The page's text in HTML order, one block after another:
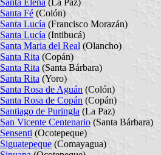
Santa Fé (Colón)
Santa Lucía (Francisco Morazán)
Santa Lucía (Intibucá)
Santa Maria del Real (Olancho)
Santa Rita (Copán)
Santa Rita (Santa Bárbara)
Santa Rita (Yoro)
Santa Rosa de Aguán (Colón)
Santa Rosa de Copán (Copán)
Santiago de Puringla (La Paz)
San Vicente Centenario (Santa Bárbara)
Sensenti (Ocotepeque)
Siguatepeque (Comayagua)